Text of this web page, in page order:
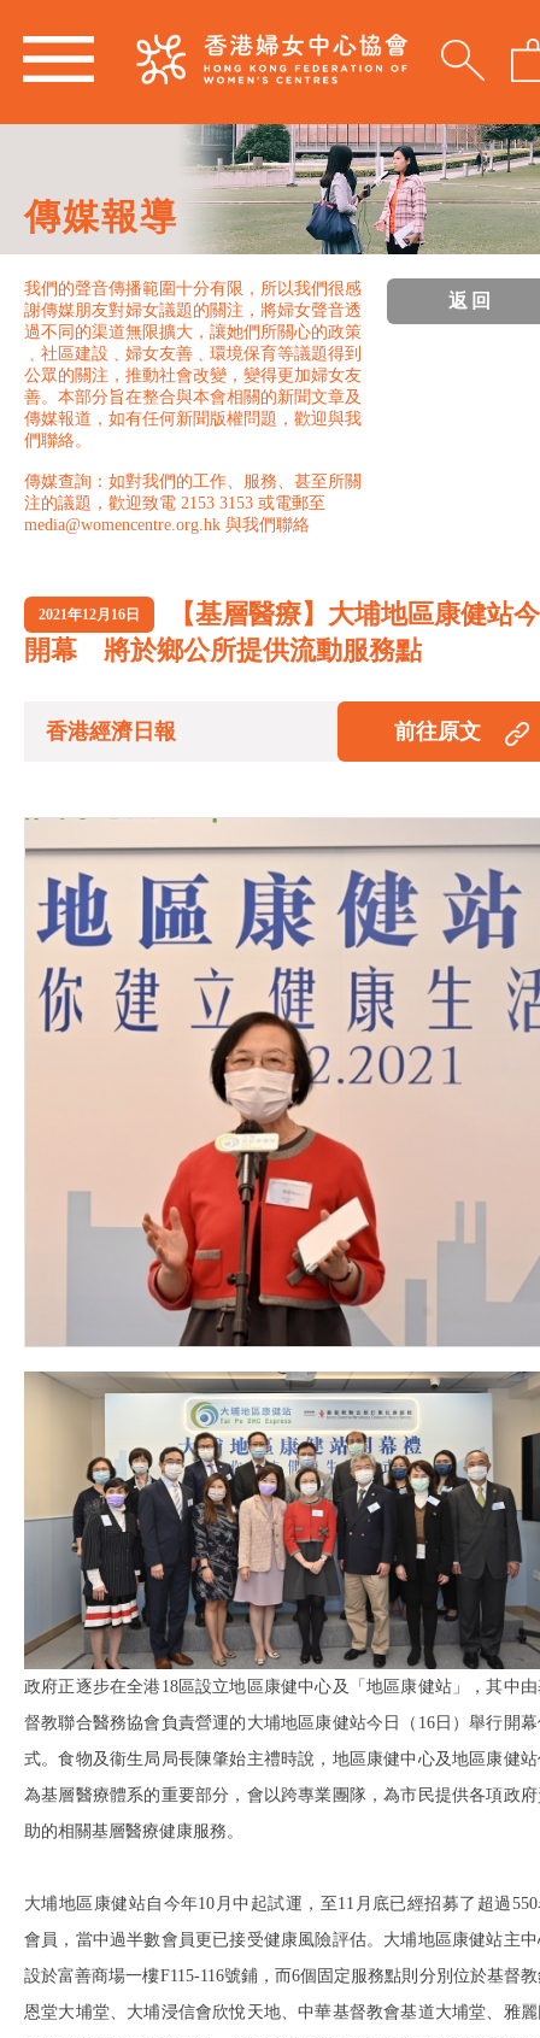
傳媒報導
我們的聲音傳播範圍十分有限，所以我們很感
謝傳媒朋友對婦女議題的關注，將婦女聲音透
過不同的渠道無限擴大，讓她們所關心的政策
﹑社區建設﹑婦女友善﹑環境保育等議題得到
公眾的關注，推動社會改變，變得更加婦女友
善。本部分旨在整合與本會相關的新聞文章及
傳媒報道，如有任何新聞版權問題，歡迎與我
們聯絡。
傳媒查詢：如對我們的工作、服務、甚至所關
注的議題，歡迎致電 2153 3153 或電郵至
media@womencentre.org.hk 與我們聯絡
返回
2021年12月16日
【基層醫療】大埔地區康健站今
開幕 將於鄉公所提供流動服務點
香港經濟日報 前往原文
政府正逐步在全港18區設立地區康健中心及「地區康健站」，其中
督教聯合醫務協會負責營運的大埔地區康健站今日（16日）舉行開
式。食物及衞生局局長陳肇始主禮時說，地區康健中心及地區康健
為基層醫療體系的重要部分，會以跨專業團隊，為市民提供各項政
助的相關基層醫療健康服務。
大埔地區康健站自今年10月中起試運，至11月底已經招募了超過
會員，當中過半數會員更已接受健康風險評估。大埔地區康健站主
設於富善商場一樓F115-116號鋪，而6個固定服務點則分別位於基督
恩堂大埔堂、大埔浸信會欣悅天地、中華基督教會基道大埔堂、雅